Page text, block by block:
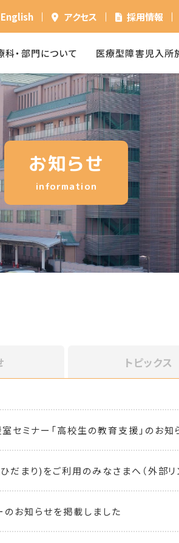
English アクセス 採用情報
科・部門について 医療型障害児入所
お知らせ
information
トピックス
セミナー「高校生の教育支援」のお知
だまり)をご利用のみなさまへ（外部リ
お知らせを掲載しました